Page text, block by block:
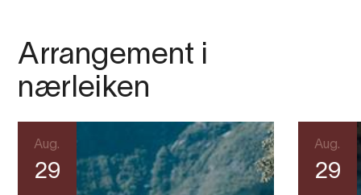
Arrangement i
nærleiken
Aug.
29
Aug.
29